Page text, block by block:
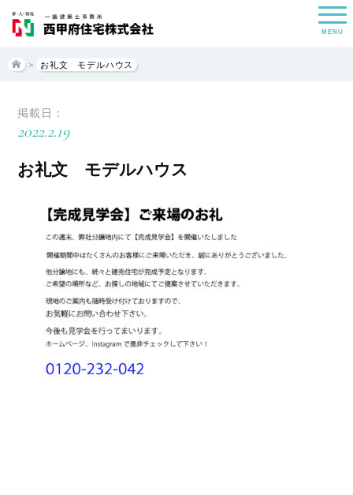
MENU
> お礼文 モデルハウス
掲載日：
2022.2.19
お礼文 モデルハウス